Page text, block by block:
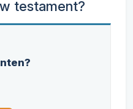
testament?